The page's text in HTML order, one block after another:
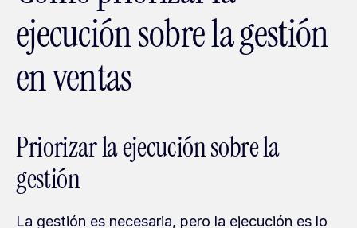
ejecución sobre la gestión
en ventas
Priorizar la ejecución sobre la
gestión
La gestión es necesaria, pero la ejecución es lo